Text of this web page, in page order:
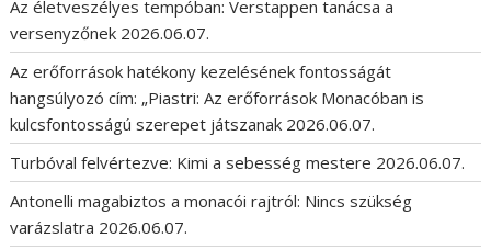
Az életveszélyes tempóban: Verstappen tanácsa a
versenyzőnek 2026.06.07.
Az erőforrások hatékony kezelésének fontosságát
hangsúlyozó cím: „Piastri: Az erőforrások Monacóban is
kulcsfontosságú szerepet játszanak 2026.06.07.
Turbóval felvértezve: Kimi a sebesség mestere 2026.06.07.
Antonelli magabiztos a monacói rajtról: Nincs szükség
varázslatra 2026.06.07.